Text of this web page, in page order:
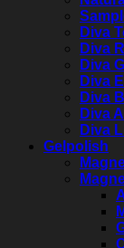
Diva
Diva
Diva
Diva
Diva
Diva
Diva
Gelpolish